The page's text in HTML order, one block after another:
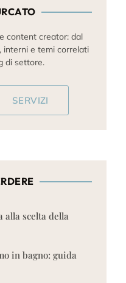
content creator: dal
interni e temi correlati
di settore.
SERVIZI
alla scelta della
in bagno: guida